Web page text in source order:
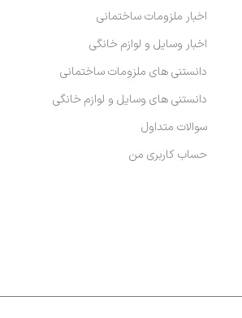
اخبار ملزومات ساختمانی
اخبار وسایل و لوازم خانگی
دانستنی های ملزومات ساختمانی
دانستنی های وسایل و لوازم خانگی
سوالات متداول
حساب کاربری من